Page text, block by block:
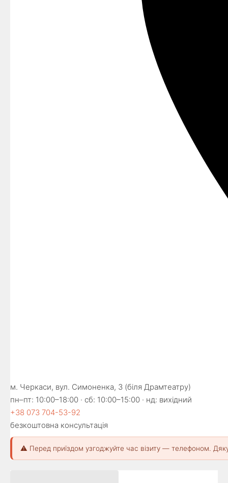
м. Черкаси, вул. Симоненка, 3 (біля Драмтеатру)
пн–пт: 10:00–18:00 · сб: 10:00–15:00 · нд: вихідний
+38 073 704-53-92
безкоштовна консультація
⚠️ Перед приїздом узгоджуйте час візиту — телефоном.